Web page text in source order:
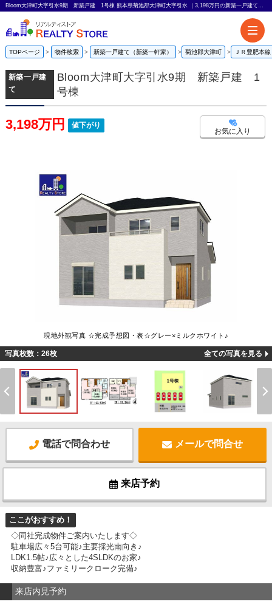
Bloom大津町大字引水9期 新築戸建 1号棟 熊本県菊池郡大津町大字引水 ｜3,198万円の新築一戸建て｜リアルティストア
TOPページ 物件検索 新築一戸建て（新築一軒家） 菊池郡大津町 ＪＲ豊肥本線
新築一戸建
て
Bloom大津町大字引水9期 新築戸建 1
号棟
3,198万円 値下がり
お気に入り
現地外観写真 ☆完成予想図・表☆グレー×ミルクホワイト♪
写真枚数：26枚 全ての写真を見る
電話で問合わせ メールで問合せ
来店予約
ここがおすすめ！
◇同社完成物件ご案内いたします◇
駐車場広々5台可能♪主要採光南向き♪
LDK1.5帖♪広々とした4SLDKのお家♪
収納豊富♪ファミリークローク完備♪
来店内見予約